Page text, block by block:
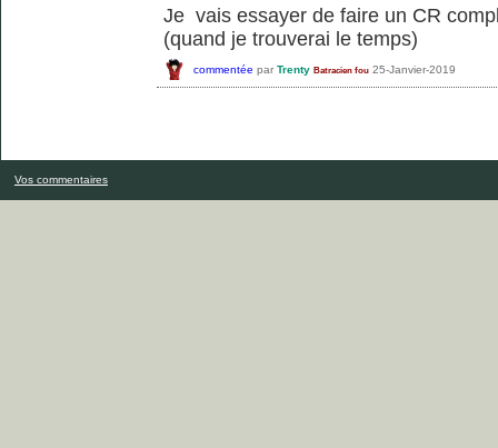
Je vais essayer de faire un CR
(quand je trouverai le temps)
commentée par Trenty Batracien fou 25-Janvier-2019
Vos commentaires